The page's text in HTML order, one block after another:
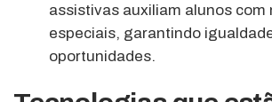
assistivas auxiliam alunos com
especiais, garantindo
oportunidades.